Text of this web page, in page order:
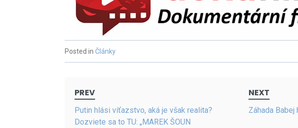
Posted in Články
navigation
PREV
Putin hlási víťazstvo, aká je však realita?
Dozviete sa to TU: „MAREK ŠOUN
NEXT
Záhada Babej